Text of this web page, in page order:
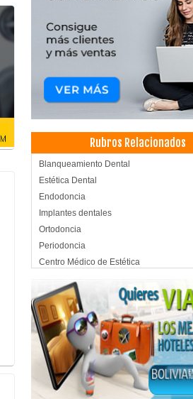
Rubros Relacionados
Blanqueamiento Dental
Estética Dental
Endodoncia
Implantes dentales
Ortodoncia
Periodoncia
Centro Médico de Estética
Fisioterapia Integral
Fisioterapia
Kinesiología
Salones de Belleza
Botox
Estética Integral
Estética capilar